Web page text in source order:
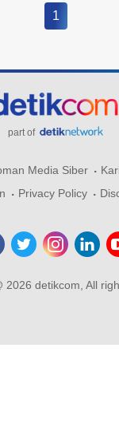
1
part of
Media Siber
Privacy Policy
2026 detikcom, All